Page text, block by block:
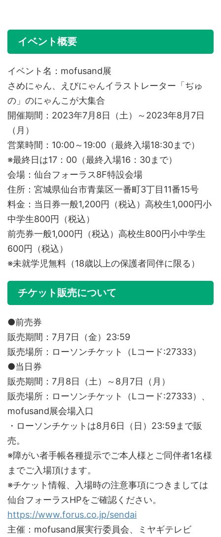
イベント概要
イベント名：mofusand展
さめにゃん、えびにゃんイラストレーター「ぢゅ
の」のにゃんこが大集合
開催期間：2023年7月8日（土）～2023年8月7日
（月）
営業時間：10:00～19:00（最終入場18:30まで）
※最終日は17：00（最終入場16：30まで）
会場：仙台フォーラス8F特設会場
住所：宮城県仙台市青葉区一番町3丁目11番15号
料金：当日券一般1,200円（税込）高校生1,000円小
中学生800円（税込）
前売券一般1,000円（税込）高校生800円小中学生
600円（税込）
※未就学児無料（18歳以上の保護者同伴に限る）
チケット販売について
●前売券
販売期間：7月7日（金）23:59
販売場所：ローソンチケット（Lコード:27333）
●当日券
販売期間：7月8日（土）～8月7日（月）
販売場所：ローソンチケット（Lコード:27333）、
mofusand展会場入口
・ローソンチケットは8月6日（日）23:59まで販
売。
※障がい者手帳各種提示でご本人様とご同伴者1名様
までご入場頂けます。
※チケット情報、入場時の注意事項につきましては
仙台フォーラスHPをご確認ください。
https://www.forus.co.jp/sendai
主催：mofusand展実行委員会、ミヤギテレビ